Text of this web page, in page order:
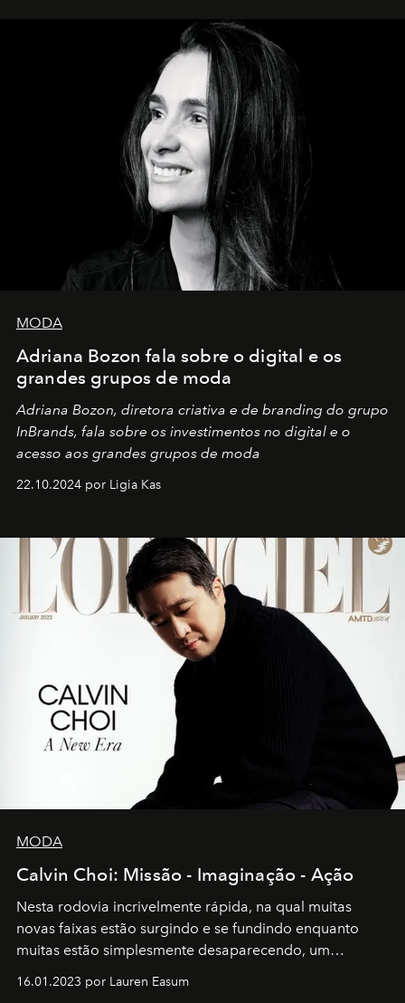
MODA
Adriana Bozon fala sobre o digital e os
grandes grupos de moda
Adriana Bozon, diretora criativa e de branding do grupo
InBrands, fala sobre os investimentos no digital e o
acesso aos grandes grupos de moda
22.10.2024 por Ligia Kas
MODA
Calvin Choi: Missão - Imaginação - Ação
Nesta rodovia incrivelmente rápida, na qual muitas
novas faixas estão surgindo e se fundindo enquanto
muitas estão simplesmente desaparecendo, um
transportador AMTD abrindo caminho para muitos
16.01.2023 por Lauren Easum